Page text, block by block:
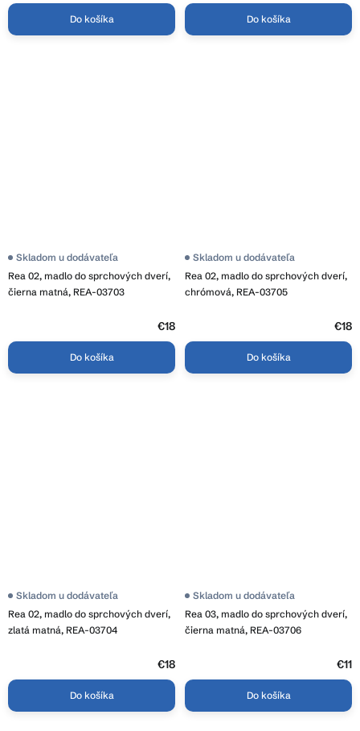
Do košíka Do košíka
Rea 02, madlo do sprchových dverí,
čierna matná, REA-03703
Skladom u dodávateľa
€18
Do košíka
Rea 02, madlo do sprchových dverí,
chrómová, REA-03705
Skladom u dodávateľa
€18
Do košíka
Rea 02, madlo do sprchových dverí,
zlatá matná, REA-03704
Skladom u dodávateľa
€18
Do košíka
Rea 03, madlo do sprchových dverí,
čierna matná, REA-03706
Skladom u dodávateľa
€11
Do košíka